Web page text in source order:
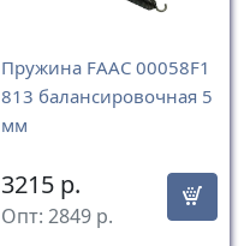
Пружина FAAC 00058F1
813 балансировочная 5
мм
3215 р.
Опт: 2849 р.